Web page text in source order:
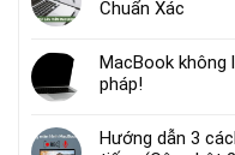
Chuẩn Xác
MacBook không
pháp!
Hướng dẫn 3